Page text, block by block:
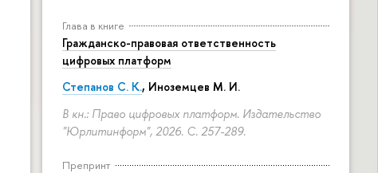
Глава в книге
Гражданско-правовая ответственность
цифровых платформ
Степанов С. К., Иноземцев М. И.
В кн.: Право цифровых платформ. Издательство
"Юрлитинформ", 2026. С. 257-289.
Препринт